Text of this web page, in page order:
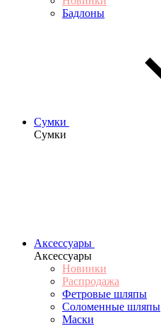
Бадлоны
Сумки
Сумки
Аксессуары
Аксессуары
Новинки
Распродажа
Фетровые шляпы
Соломенные шляпы
Маски